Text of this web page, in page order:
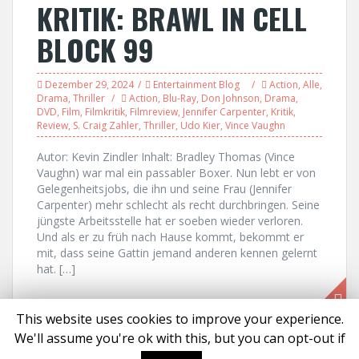
KRITIK: BRAWL IN CELL
BLOCK 99
Dezember 29, 2024 Entertainment Blog Action, Alle,
Drama, Thriller Action, Blu-Ray, Don Johnson, Drama,
DVD, Film, Filmkritik, Filmreview, Jennifer Carpenter, Kritik,
Review, S. Craig Zahler, Thriller, Udo Kier, Vince Vaughn
Autor: Kevin Zindler Inhalt: Bradley Thomas (Vince
Vaughn) war mal ein passabler Boxer. Nun lebt er von
Gelegenheitsjobs, die ihn und seine Frau (Jennifer
Carpenter) mehr schlecht als recht durchbringen. Seine
jüngste Arbeitsstelle hat er soeben wieder verloren.
Und als er zu früh nach Hause kommt, bekommt er
mit, dass seine Gattin jemand anderen kennen gelernt
hat. […]
Proudly powered by WordPress |Theme: Solon by aThemes
This website uses cookies to improve your experience.
We'll assume you're ok with this, but you can opt-out if